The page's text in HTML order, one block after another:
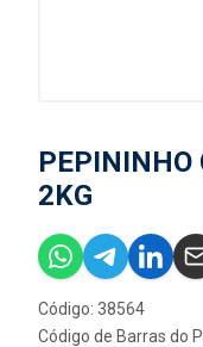
PEPININHO
2KG
Código: 38564
Código de Barras do